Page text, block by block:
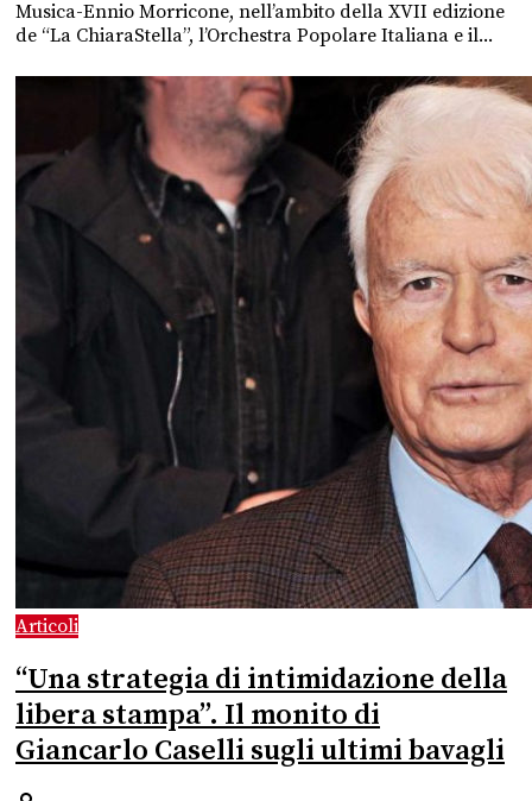
Musica-Ennio Morricone, nell’ambito della XVII edizione
de “La ChiaraStella”, l’Orchestra Popolare Italiana e il...
Articoli
“Una strategia di intimidazione della
libera stampa”. Il monito di
Giancarlo Caselli sugli ultimi bavagli